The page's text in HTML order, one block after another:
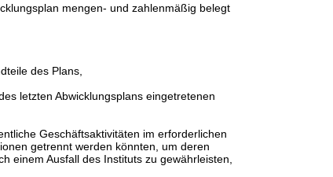
mengen- und zahlenmäßig belegt
des Plans,
letzten Abwicklungsplans eingetretenen
Geschäftsaktivitäten im erforderlichen
getrennt werden könnten, um deren
einem Ausfall des Instituts zu gewährleisten,